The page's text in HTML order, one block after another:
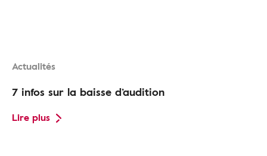
Actualités
7 infos sur la baisse d’audition
Lire plus